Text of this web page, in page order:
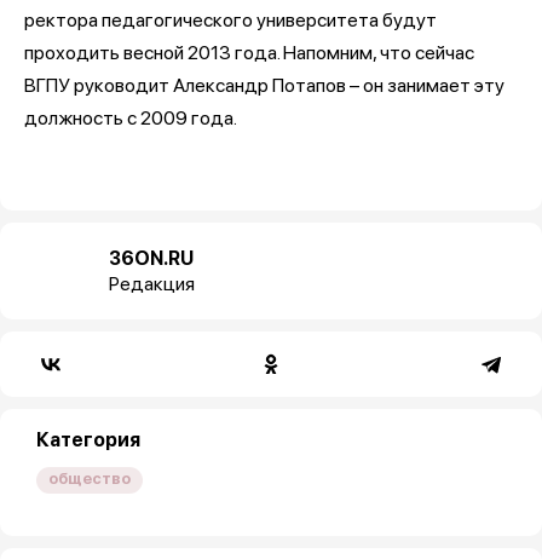
ректора педагогического университета будут
проходить весной 2013 года. Напомним, что сейчас
ВГПУ руководит Александр Потапов – он занимает эту
должность с 2009 года.
36ON.RU
Редакция
Категория
общество